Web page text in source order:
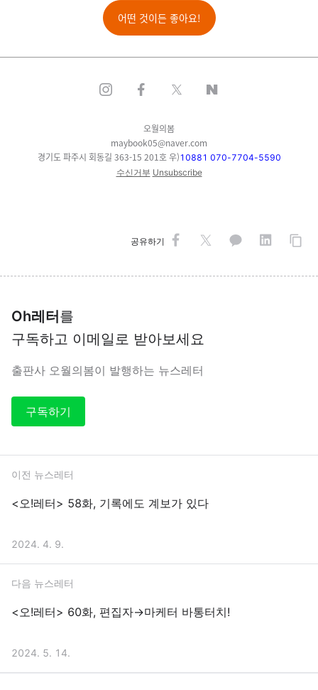
어떤 것이든 좋아요!
오월의봄
maybook05@naver.com
경기도 파주시 회동길 363-15 201호 우)10881 070-7704-5590
수신거부 Unsubscribe
공유하기
Oh레터를
구독하고 이메일로 받아보세요
출판사 오월의봄이 발행하는 뉴스레터
구독하기
이전 뉴스레터
<오!레터> 58화, 기록에도 계보가 있다
2024. 4. 9.
다음 뉴스레터
<오!레터> 60화, 편집자→마케터 바통터치!
2024. 5. 14.